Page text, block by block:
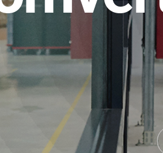
mit System. Robust im
zukunftsfähig im Ausbau.